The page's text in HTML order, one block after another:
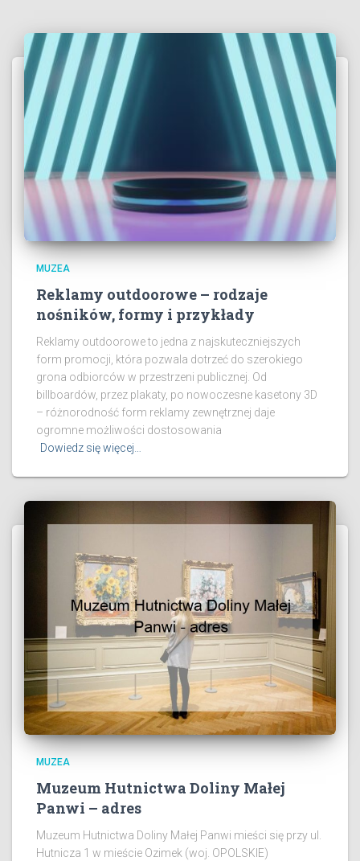
MUZEA
Reklamy outdoorowe – rodzaje
nośników, formy i przykłady
Reklamy outdoorowe to jedna z najskuteczniejszych
form promocji, która pozwala dotrzeć do szerokiego
grona odbiorców w przestrzeni publicznej. Od
billboardów, przez plakaty, po nowoczesne kasetony 3D
– różnorodność form reklamy zewnętrznej daje
ogromne możliwości dostosowania
Dowiedz się więcej…
MUZEA
Muzeum Hutnictwa Doliny Małej
Panwi – adres
Muzeum Hutnictwa Doliny Małej Panwi mieści się przy ul.
Hutnicza 1 w mieście Ozimek (woj. OPOLSKIE)